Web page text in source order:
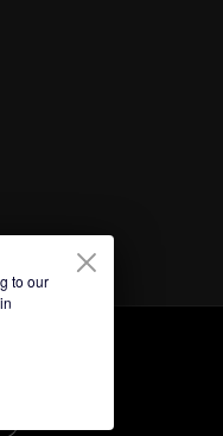
to our
プ